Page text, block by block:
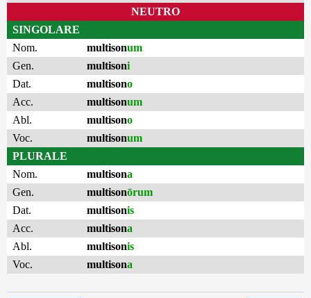
NEUTRO
SINGOLARE
Nom.
multisonum
Gen.
multisoni
Dat.
multisono
Acc.
multisonum
Abl.
multisono
Voc.
multisonum
PLURALE
Nom.
multisona
Gen.
multisonōrum
Dat.
multisonis
Acc.
multisona
Abl.
multisonis
Voc.
multisona